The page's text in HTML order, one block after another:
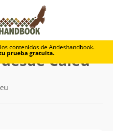
contenidos de Andeshandbook.
prueba gratuita.
Normal desde Caleu
Caleu